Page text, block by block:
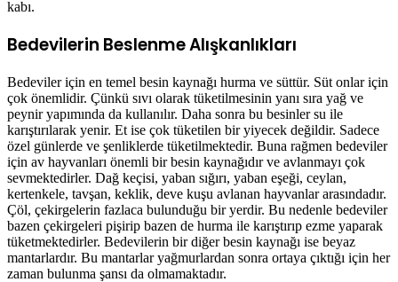
kabı.
Bedevilerin Beslenme Alışkanlıkları
Bedeviler için en temel besin kaynağı hurma ve süttür. Süt onlar için
çok önemlidir. Çünkü sıvı olarak tüketilmesinin yanı sıra yağ ve
peynir yapımında da kullanılır. Daha sonra bu besinler su ile
karıştırılarak yenir. Et ise çok tüketilen bir yiyecek değildir. Sadece
özel günlerde ve şenliklerde tüketilmektedir. Buna rağmen bedeviler
için av hayvanları önemli bir besin kaynağıdır ve avlanmayı çok
sevmektedirler. Dağ keçisi, yaban sığırı, yaban eşeği, ceylan,
kertenkele, tavşan, keklik, deve kuşu avlanan hayvanlar arasındadır.
Çöl, çekirgelerin fazlaca bulunduğu bir yerdir. Bu nedenle bedeviler
bazen çekirgeleri pişirip bazen de hurma ile karıştırıp ezme yaparak
tüketmektedirler. Bedevilerin bir diğer besin kaynağı ise beyaz
mantarlardır. Bu mantarlar yağmurlardan sonra ortaya çıktığı için her
zaman bulunma şansı da olmamaktadır.